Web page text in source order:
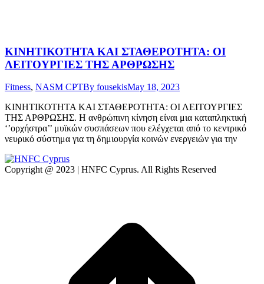
ΚΙΝΗΤΙΚΟΤΗΤΑ ΚΑΙ ΣΤΑΘΕΡΟΤΗΤΑ: ΟΙ
ΛΕΙΤΟΥΡΓΙΕΣ ΤΗΣ ΑΡΘΡΩΣΗΣ
Fitness, NASM CPTBy fousekisMay 18, 2023
ΚΙΝΗΤΙΚΟΤΗΤΑ ΚΑΙ ΣΤΑΘΕΡΟΤΗΤΑ: ΟΙ ΛΕΙΤΟΥΡΓΙΕΣ
ΤΗΣ ΑΡΘΡΩΣΗΣ. Η ανθρώπινη κίνηση είναι μια καταπληκτική
‘’ορχήστρα’’ μυϊκών συσπάσεων που ελέγχεται από το κεντρικό
νευρικό σύστημα για τη δημιουργία κοινών ενεργειών για την
Copyright @ 2023 | HNFC Cyprus. All Rights Reserved